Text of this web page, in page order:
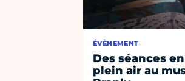
ÉVÈNEMENT
Des séances
plein air au